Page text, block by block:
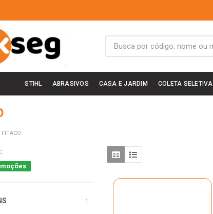
STIHL ABRASIVOS CASA E JARDIM COLETA SELETIVA
FITACO
1